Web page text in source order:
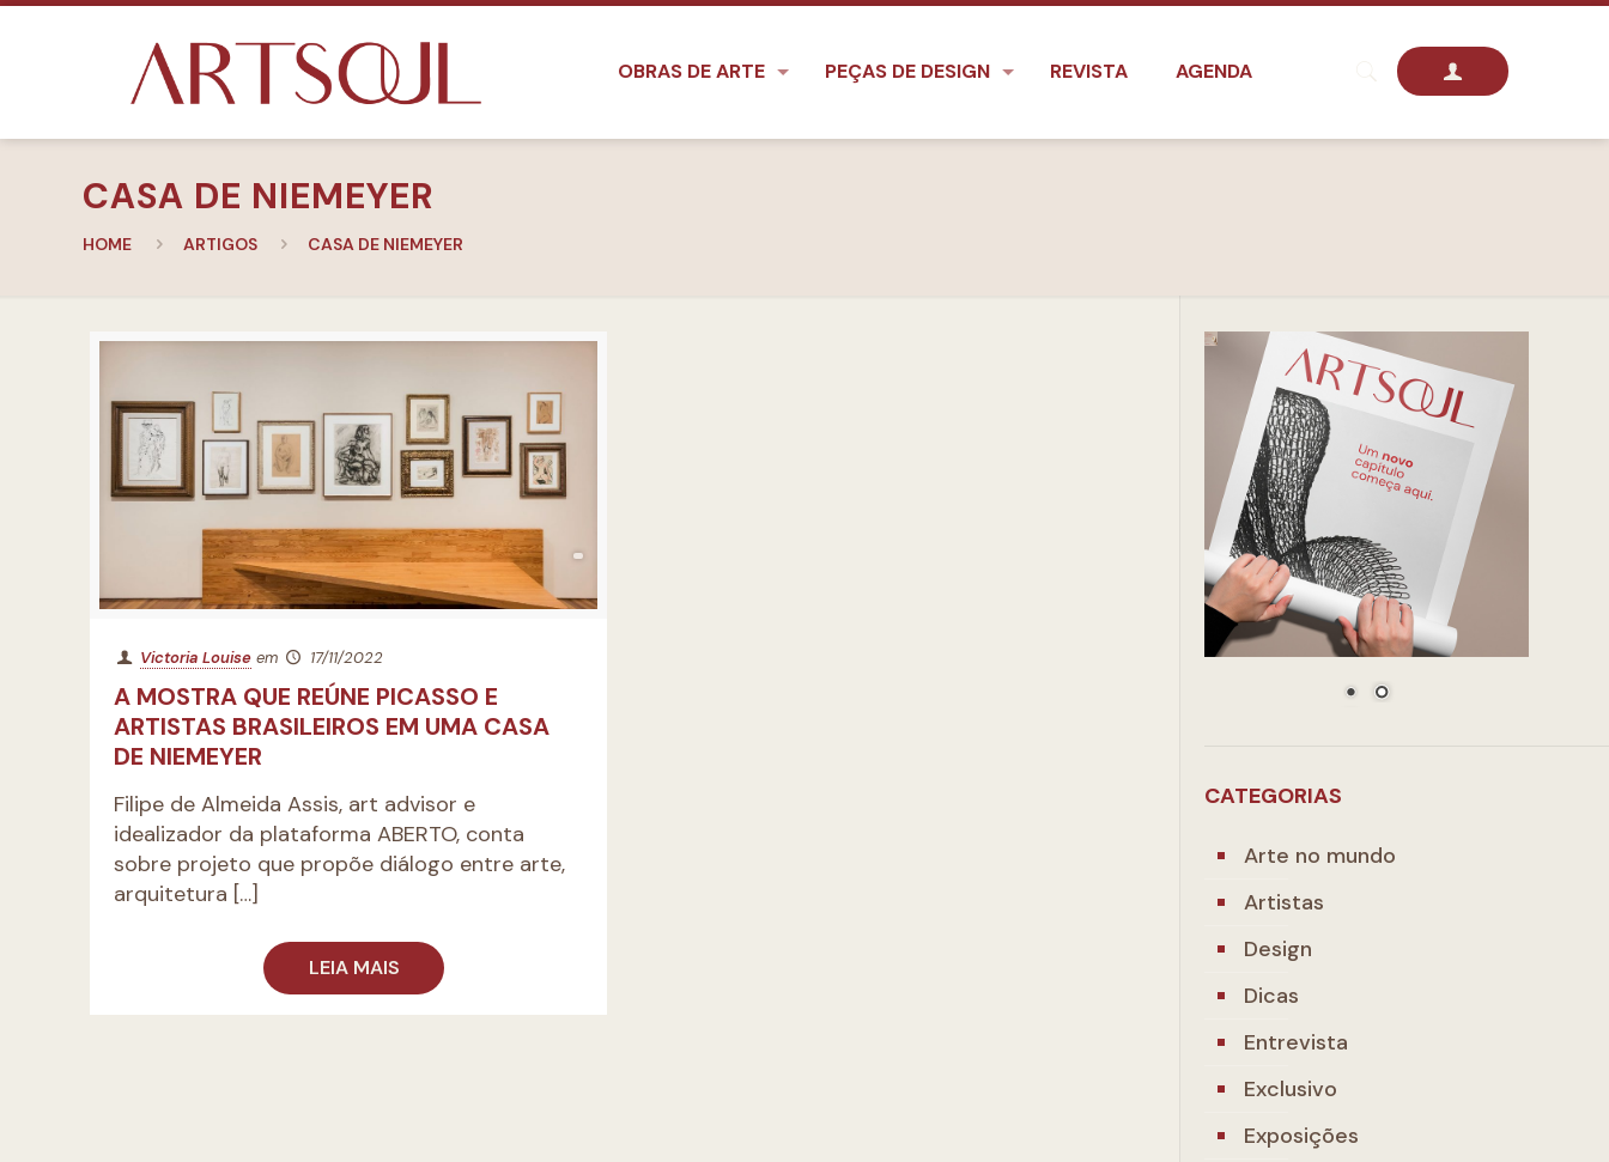
OBRAS DE ARTE PEÇAS DE DESIGN REVISTA AGENDA
CASA DE NIEMEYER
HOME ARTIGOS CASA DE NIEMEYER
Victoria Louise em 17/11/2022
A MOSTRA QUE REÚNE PICASSO E
ARTISTAS BRASILEIROS EM UMA CASA
DE NIEMEYER
Filipe de Almeida Assis, art advisor e
idealizador da plataforma ABERTO, conta
sobre projeto que propõe diálogo entre arte,
arquitetura […]
LEIA MAIS
CATEGORIAS
Arte no mundo
Artistas
Design
Dicas
Entrevista
Exclusivo
Exposições